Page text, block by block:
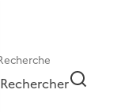
Rechercher